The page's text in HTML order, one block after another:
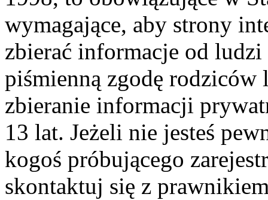
wymagające, aby strony
zbierać informacje od
piśmienną zgodę
zbieranie informacji
13 lat. Jeżeli nie jesteś
kogoś próbującego
skontaktuj się z